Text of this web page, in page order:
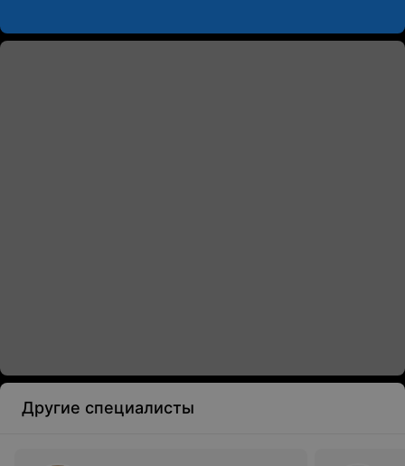
Другие специалисты